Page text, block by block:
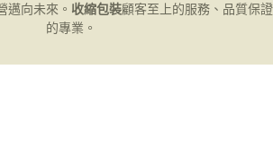
邁向未來。 收縮包裝顧客至上的服務、品質保證
的專業。